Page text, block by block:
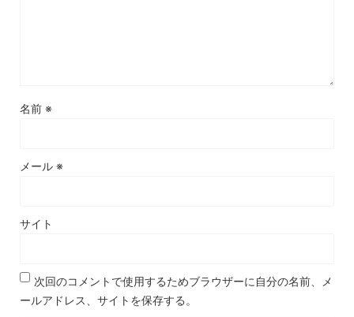
名前 ※
メール ※
サイト
次回のコメントで使用するためブラウザーに自分の名前、メ
ールアドレス、サイトを保存する。